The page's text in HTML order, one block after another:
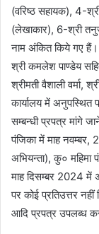
(वरिष्ठ सहायक), 4-
(लेखाकार), 6-श्री
नाम अंकित किये गए हैं।
श्री कमलेश पाण्डेय
श्रीमती वैशाली
कार्यालय में
सम्बन्धी प्रपत्र मांगे
पंजिका में माह नवम्बर,
अभियन्ता), कु० महिमा
माह दिसम्बर 2024 में
पर कोई प्रतिउत्तर
आदि प्रपत्र उपलब्ध